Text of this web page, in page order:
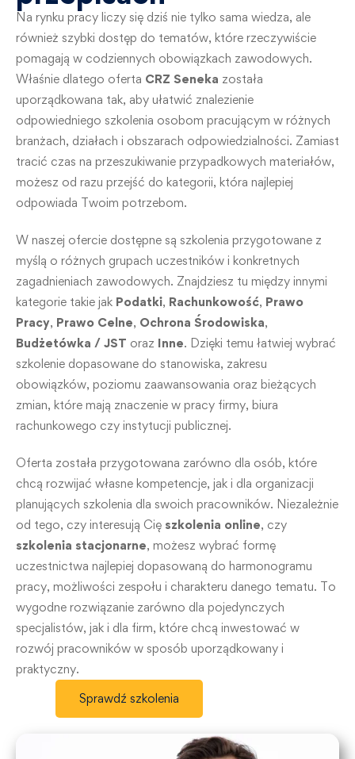
Na rynku pracy liczy się dziś nie tylko sama wiedza, ale
również szybki dostęp do tematów, które rzeczywiście
pomagają w codziennych obowiązkach zawodowych.
Właśnie dlatego oferta CRZ Seneka została
uporządkowana tak, aby ułatwić znalezienie
odpowiedniego szkolenia osobom pracującym w różnych
branżach, działach i obszarach odpowiedzialności. Zamiast
tracić czas na przeszukiwanie przypadkowych materiałów,
możesz od razu przejść do kategorii, która najlepiej
odpowiada Twoim potrzebom.
W naszej ofercie dostępne są szkolenia przygotowane z
myślą o różnych grupach uczestników i konkretnych
zagadnieniach zawodowych. Znajdziesz tu między innymi
kategorie takie jak Podatki, Rachunkowość, Prawo
Pracy, Prawo Celne, Ochrona Środowiska,
Budżetówka / JST oraz Inne. Dzięki temu łatwiej wybrać
szkolenie dopasowane do stanowiska, zakresu
obowiązków, poziomu zaawansowania oraz bieżących
zmian, które mają znaczenie w pracy firmy, biura
rachunkowego czy instytucji publicznej.
Oferta została przygotowana zarówno dla osób, które
chcą rozwijać własne kompetencje, jak i dla organizacji
planujących szkolenia dla swoich pracowników. Niezależnie
od tego, czy interesują Cię szkolenia online, czy
szkolenia stacjonarne, możesz wybrać formę
uczestnictwa najlepiej dopasowaną do harmonogramu
pracy, możliwości zespołu i charakteru danego tematu. To
wygodne rozwiązanie zarówno dla pojedynczych
specjalistów, jak i dla firm, które chcą inwestować w
rozwój pracowników w sposób uporządkowany i
praktyczny.
Sprawdź szkolenia